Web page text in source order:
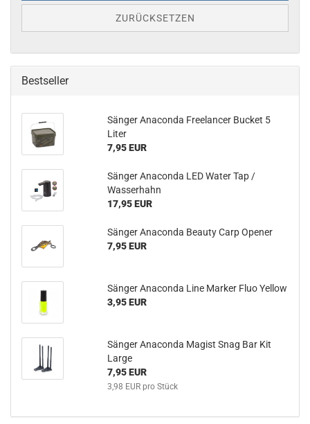
ZURÜCKSETZEN
Bestseller
Sänger Anaconda Freelancer Bucket 5
Liter
7,95 EUR
Sänger Anaconda LED Water Tap /
Wasserhahn
17,95 EUR
Sänger Anaconda Beauty Carp Opener
7,95 EUR
Sänger Anaconda Line Marker Fluo Yellow
3,95 EUR
Sänger Anaconda Magist Snag Bar Kit
Large
7,95 EUR
3,98 EUR pro Stück